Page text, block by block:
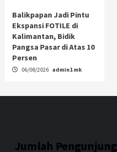
Balikpapan Jadi Pintu
Ekspansi FOTILE di
Kalimantan, Bidik
Pangsa Pasar di Atas 10
Persen
06/08/2026 admin1 mk
Jumlah Pengunjung